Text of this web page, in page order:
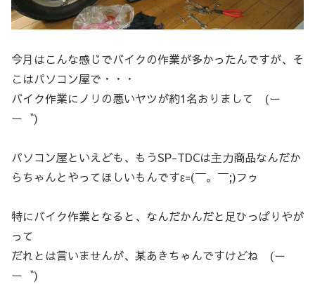
今月はこんな感じでバイクの作業が多かったんですが、そ
こはパソコン屋で・・・
バイク作業にノリの悪いヤツが約1名おりまして (ー
ー゛)
パソコン屋といえども、もうSP-TDCは主力商品なんだか
らちゃんとやってほしいもんですε=(￣。￣;)フゥ
特にバイク作業となると、なんだかんだと足ひっぱりやが
って
だれとは言いませんが、某あきちゃんですけどね (ー
ー゛)